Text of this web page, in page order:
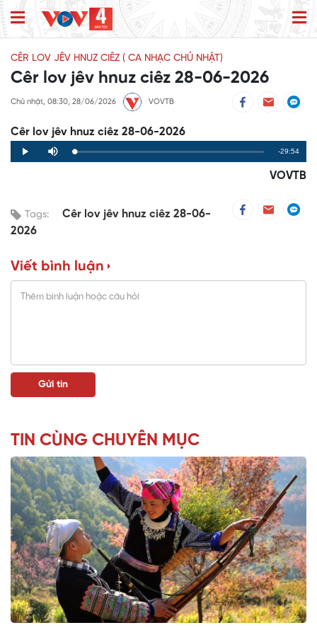
CÊR LOV JÊV HNUZ CIÊZ ( CA NHẠC CHỦ NHẬT)
Cêr lov jêv hnuz ciêz 28-06-2026
Chủ nhật, 08:30, 28/06/2026 VOVTB
Cêr lov jêv hnuz ciêz 28-06-2026
Play Mute Loaded:
0%
Progress:
0%
Remaining
Time
-29:54
VOVTB
Tags:
Cêr lov jêv hnuz ciêz 28-06-
2026
Viết bình luận
TIN CÙNG CHUYÊN MỤC